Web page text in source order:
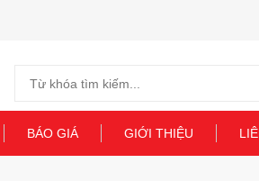
for:
BÁO GIÁ GIỚI THIỆU